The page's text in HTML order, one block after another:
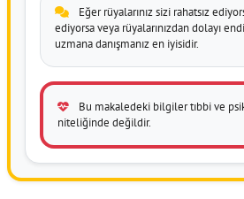
Eğer rüyalarınız sizi rahatsız
ediyorsa veya rüyalarınızdan dolayı
uzmana danışmanız en iyisidir.
Bu makaledeki bilgiler tıbbi ve
niteliğinde değildir.